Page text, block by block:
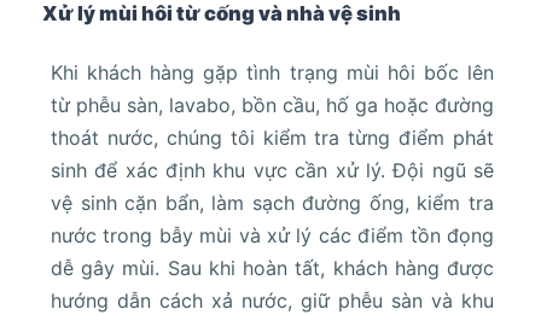
Xử lý mùi hôi từ cống và nhà vệ sinh
Khi khách hàng gặp tình trạng mùi hôi bốc lên
từ phễu sàn, lavabo, bồn cầu, hố ga hoặc đường
thoát nước, chúng tôi kiểm tra từng điểm phát
sinh để xác định khu vực cần xử lý. Đội ngũ sẽ
vệ sinh cặn bẩn, làm sạch đường ống, kiểm tra
nước trong bẫy mùi và xử lý các điểm tồn đọng
dễ gây mùi. Sau khi hoàn tất, khách hàng được
hướng dẫn cách xả nước, giữ phễu sàn và khu